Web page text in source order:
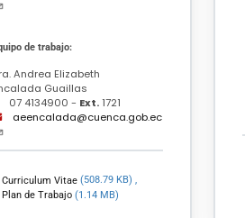
de trabajo:
Andrea Elizabeth
Guaillas
07 4134900 - Ext.1721
aeencalada@cuenca.gob.ec
Curriculum Vitae (508.79 KB) ,
Plan de Trabajo (1.14 MB)